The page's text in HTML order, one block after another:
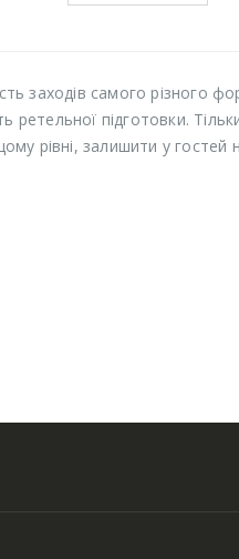
заходів самого різного
підготовки.
рівні, залишити у гостей